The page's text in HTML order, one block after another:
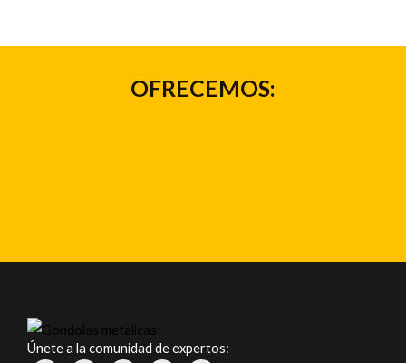
OFRECEMOS:
Únete a la comunidad de expertos: